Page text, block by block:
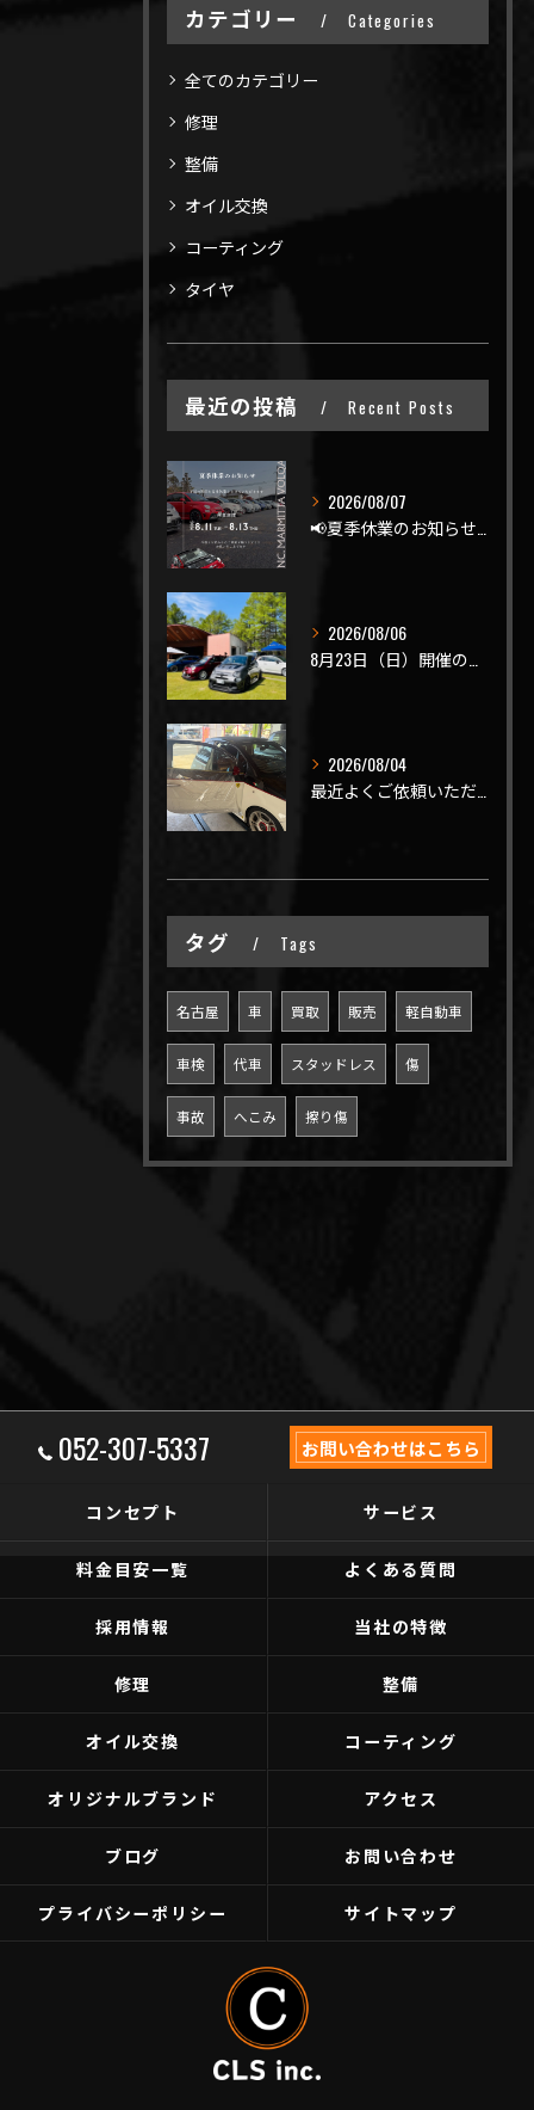
カテゴリー Categories
全てのカテゴリー
修理
整備
オイル交換
コーティング
タイヤ
最近の投稿 Recent Posts
2026/08/07
2026/08/06
2026/08/04
タグ Tags
名古屋 車 買取 販売 軽自動車
車検 代車 スタッドレス 傷
事故 へこみ 擦り傷
052-307-5337 お問い合わせはこちら
コンセプト サービス
料金目安一覧 よくある質問
採用情報 当社の特徴
修理 整備
オイル交換 コーティング
オリジナルブランド アクセス
ブログ お問い合わせ
プライバシーポリシー サイトマップ